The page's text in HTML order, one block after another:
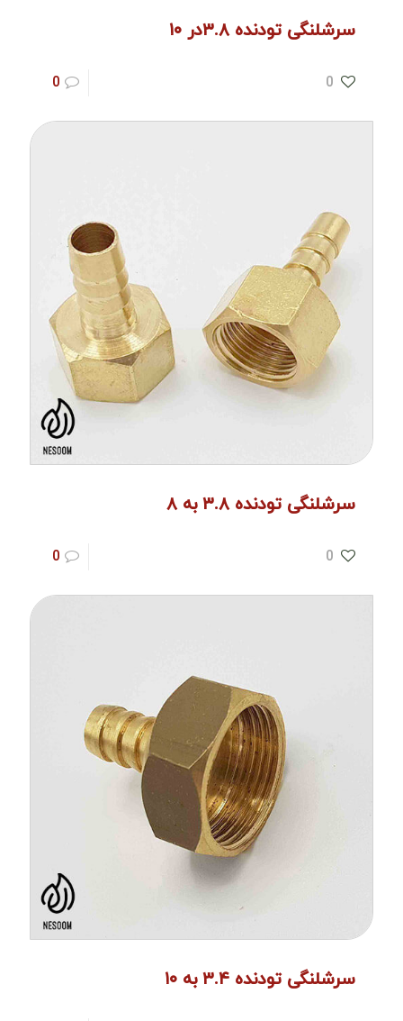
سرشلنگی تودنده ۳.۸در ۱۰
0
0
سرشلنگی تودنده ۳.۸ به ۸
0
0
سرشلنگی تودنده ۳.۴ به ۱۰